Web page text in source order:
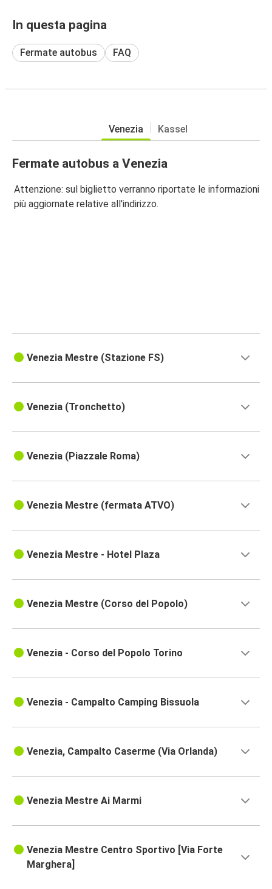
In questa pagina
Fermate autobus FAQ
Venezia Kassel
Fermate autobus a Venezia
Attenzione: sul biglietto verranno riportate le informazioni
più aggiornate relative all'indirizzo.
Venezia Mestre (Stazione FS)
Venezia (Tronchetto)
Venezia (Piazzale Roma)
Venezia Mestre (fermata ATVO)
Venezia Mestre - Hotel Plaza
Venezia Mestre (Corso del Popolo)
Venezia - Corso del Popolo Torino
Venezia - Campalto Camping Bissuola
Venezia, Campalto Caserme (Via Orlanda)
Venezia Mestre Ai Marmi
Venezia Mestre Centro Sportivo [Via Forte
Marghera]